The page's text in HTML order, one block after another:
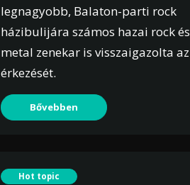
legnagyobb, Balaton-parti rock
házibulijára számos hazai rock és
metal zenekar is visszaigazolta az
érkezését.
Bővebben
Hot topic